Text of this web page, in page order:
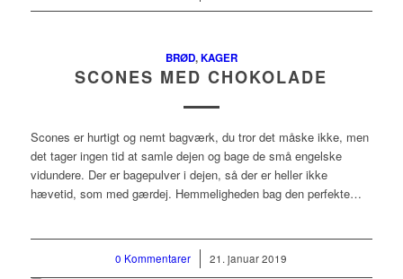
BRØD,KAGER
SCONES MED CHOKOLADE
Scones er hurtigt og nemt bagværk, du tror det måske ikke, men
det tager ingen tid at samle dejen og bage de små engelske
vidundere. Der er bagepulver i dejen, så der er heller ikke
hævetid, som med gærdej. Hemmeligheden bag den perfekte…
0 Kommentarer
/ 21. januar 2019